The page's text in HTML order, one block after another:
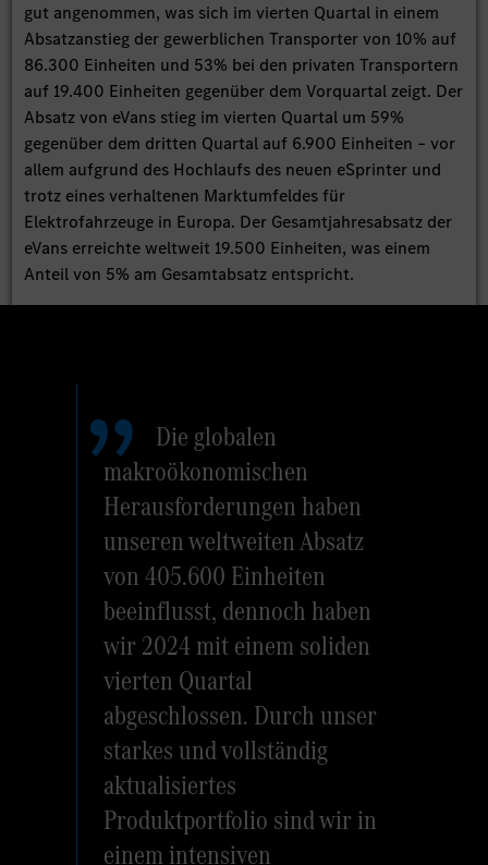
gut angenommen, was sich im vierten Quartal in einem
Absatzanstieg der gewerblichen Transporter von 10% auf
86.300 Einheiten und 53% bei den privaten Transportern
auf 19.400 Einheiten gegenüber dem Vorquartal zeigt. Der
Absatz von eVans stieg im vierten Quartal um 59%
gegenüber dem dritten Quartal auf 6.900 Einheiten – vor
allem aufgrund des Hochlaufs des neuen eSprinter und
trotz eines verhaltenen Marktumfeldes für
Elektrofahrzeuge in Europa. Der Gesamtjahresabsatz der
eVans erreichte weltweit 19.500 Einheiten, was einem
Anteil von 5% am Gesamtabsatz entspricht.
Die globalen
makroökonomischen
Herausforderungen haben
unseren weltweiten Absatz
von 405.600 Einheiten
beeinflusst, dennoch haben
wir 2024 mit einem soliden
vierten Quartal
abgeschlossen. Durch unser
starkes und vollständig
aktualisiertes
Produktportfolio sind wir in
einem intensiven